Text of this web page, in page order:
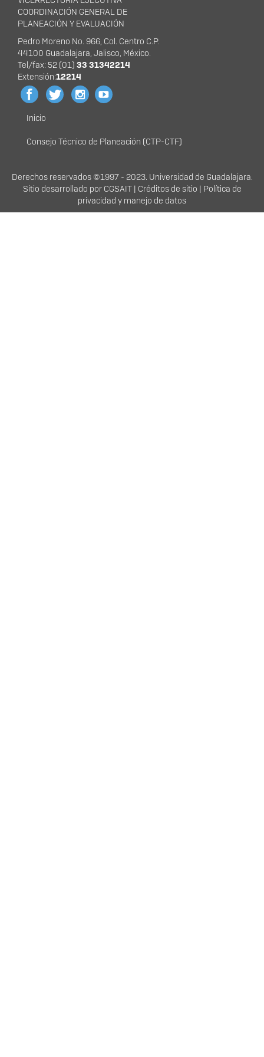
COORDINACIÓN GENERAL DE
PLANEACIÓN Y EVALUACIÓN
Pedro Moreno No. 966, Col. Centro C.P.
44100 Guadalajara, Jalisco, México.
Tel/fax: 52 (01) 33 31342214
Extensión:12214
Menú
principal
Inicio
Consejo Técnico de Planeación (CTP-CTF)
Derechos
Derechos reservados ©1997 - 2023. Universidad de Guadalajara.
Sitio desarrollado por CGSAIT | Créditos de sitio | Política de
privacidad y manejo de datos